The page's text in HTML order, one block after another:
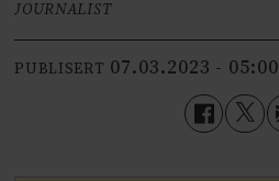
JOURNALIST
PUBLISERT 07.03.2023 - 05:00